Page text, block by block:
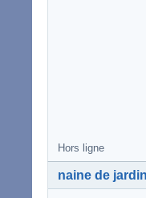
Hors ligne
naine de